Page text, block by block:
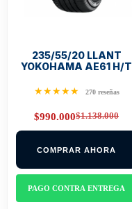
235/55/20 LLANT
YOKOHAMA AE61 H/T
★★★★★ 270 reseñas
$1.138.000
Original
price
$1.138.000.
$990.000Current
price
$990.000.
COMPRAR AHORA
PAGO CONTRA ENTREGA